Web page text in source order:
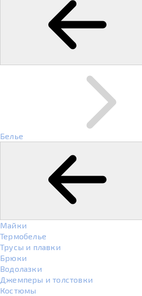
Белье
Майки
Термобелье
Трусы и плавки
Брюки
Водолазки
Джемперы и толстовки
Костюмы